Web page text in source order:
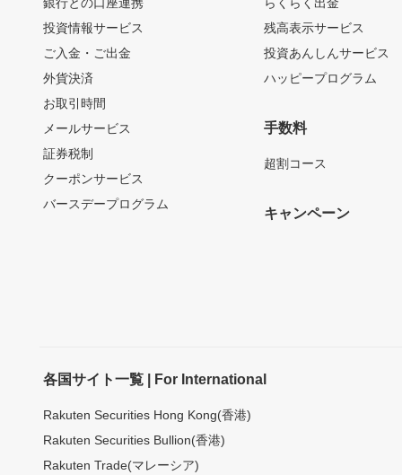
投資情報サービス
ご入金・ご出金
外貨決済
お取引時間
メールサービス
証券税制
クーポンサービス
バースデープログラム
残高表示サービス
投資あんしんサービス
ハッピープログラム
手数料
超割コース
キャンペーン
各国サイト一覧 | For International
Rakuten Securities Hong Kong(香港)
Rakuten Securities Bullion(香港)
Rakuten Trade(マレーシア)